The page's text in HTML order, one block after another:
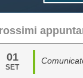
01
SET